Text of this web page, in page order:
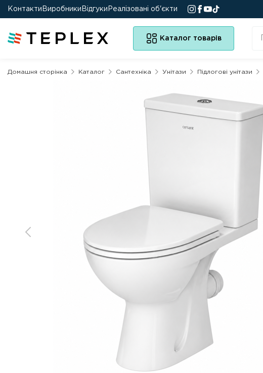
Контакти Виробники Відгуки Реалізовані об'єкти
Каталог товарів
Домашня сторінка Каталог Сантехніка Унітази Підлогові унітази